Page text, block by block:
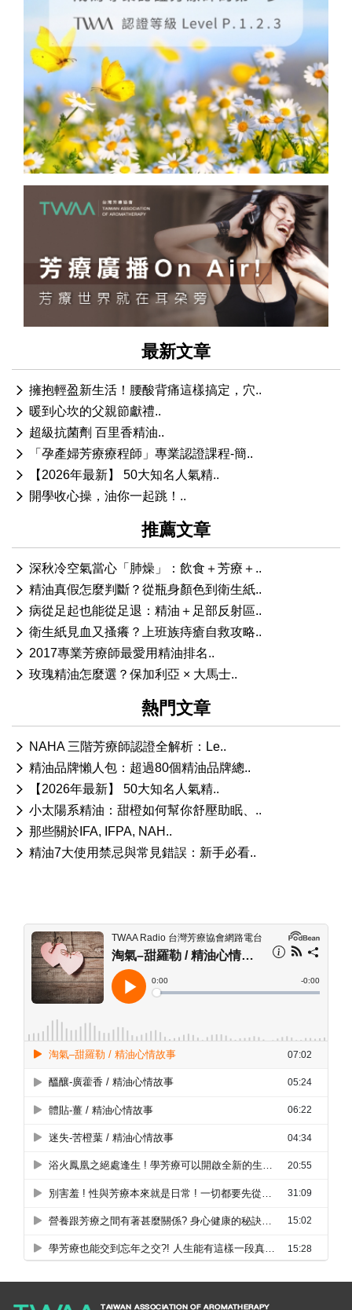
最新文章
擁抱輕盈新生活！腰酸背痛這樣搞定，穴..
暖到心坎的父親節獻禮..
超級抗菌劑 百里香精油..
「孕產婦芳療療程師」專業認證課程-簡..
【2026年最新】 50大知名人氣精..
開學收心操，油你一起跳！..
推薦文章
深秋冷空氣當心「肺燥」：飲食＋芳療＋..
精油真假怎麼判斷？從瓶身顏色到衛生紙..
病從足起也能從足退：精油＋足部反射區..
衛生紙見血又搔癢？上班族痔瘡自救攻略..
2017專業芳療師最愛用精油排名..
玫瑰精油怎麼選？保加利亞 × 大馬士..
熱門文章
NAHA 三階芳療師認證全解析：Le..
精油品牌懶人包：超過80個精油品牌總..
【2026年最新】 50大知名人氣精..
小太陽系精油：甜橙如何幫你舒壓助眠、..
那些關於IFA, IFPA, NAH..
精油7大使用禁忌與常見錯誤：新手必看..